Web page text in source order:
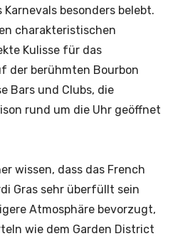
besonders belebt.
charakteristischen
Kulisse für das
der berühmten Bourbon
Bars und Clubs, die
rund um die Uhr geöffnet
wissen, dass das French
Gras sehr überfüllt sein
Atmosphäre bevorzugt,
wie dem Garden District